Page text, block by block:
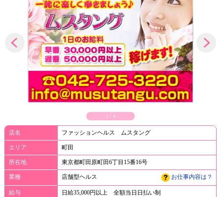
1 / 4
店名 ファッションヘルス ムスタング
エリア 町田
所在地 東京都町田原町田6丁目15番16号
業種 店舗型ヘルス お仕事内容は？
給与 日給35,000円以上 全額当日日払い制